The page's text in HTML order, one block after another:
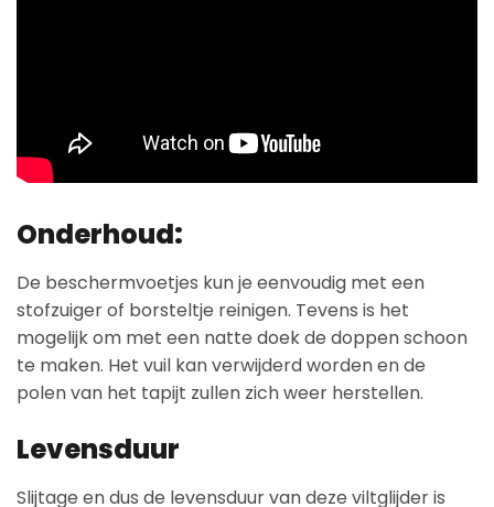
Onderhoud:
De beschermvoetjes kun je eenvoudig met een
stofzuiger of borsteltje reinigen. Tevens is het
mogelijk om met een natte doek de doppen schoon
te maken. Het vuil kan verwijderd worden en de
polen van het tapijt zullen zich weer herstellen.
Levensduur
Slijtage en dus de levensduur van deze viltglijder is